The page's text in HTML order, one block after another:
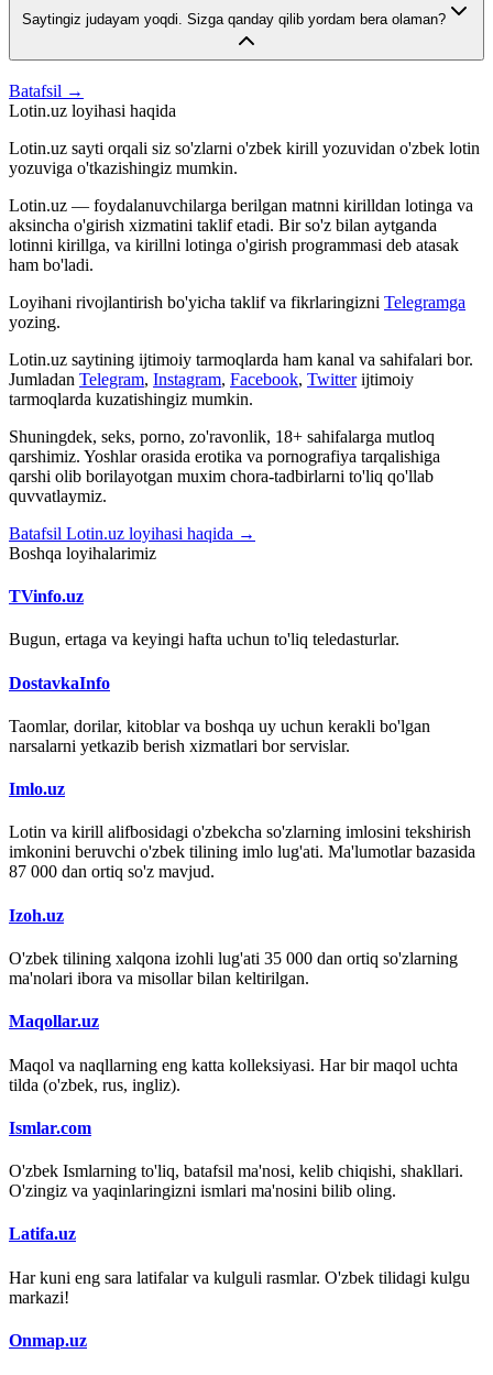
Saytingiz judayam yoqdi. Sizga qanday qilib yordam bera olaman?
Batafsil →
Lotin.uz loyihasi haqida
Lotin.uz sayti orqali siz so'zlarni o'zbek kirill yozuvidan o'zbek lotin
yozuviga o'tkazishingiz mumkin.
Lotin.uz — foydalanuvchilarga berilgan matnni kirilldan lotinga va
aksincha o'girish xizmatini taklif etadi. Bir so'z bilan aytganda
lotinni kirillga, va kirillni lotinga o'girish programmasi deb atasak
ham bo'ladi.
Loyihani rivojlantirish bo'yicha taklif va fikrlaringizni Telegramga
yozing.
Lotin.uz saytining ijtimoiy tarmoqlarda ham kanal va sahifalari bor.
Jumladan Telegram, Instagram, Facebook, Twitter ijtimoiy
tarmoqlarda kuzatishingiz mumkin.
Shuningdek, seks, porno, zo'ravonlik, 18+ sahifalarga mutloq
qarshimiz. Yoshlar orasida erotika va pornografiya tarqalishiga
qarshi olib borilayotgan muxim chora-tadbirlarni to'liq qo'llab
quvvatlaymiz.
Batafsil Lotin.uz loyihasi haqida →
Boshqa loyihalarimiz
TVinfo.uz
Bugun, ertaga va keyingi hafta uchun to'liq teledasturlar.
DostavkaInfo
Taomlar, dorilar, kitoblar va boshqa uy uchun kerakli bo'lgan
narsalarni yetkazib berish xizmatlari bor servislar.
Imlo.uz
Lotin va kirill alifbosidagi o'zbekcha so'zlarning imlosini tekshirish
imkonini beruvchi o'zbek tilining imlo lug'ati. Ma'lumotlar bazasida
87 000 dan ortiq so'z mavjud.
Izoh.uz
O'zbek tilining xalqona izohli lug'ati 35 000 dan ortiq so'zlarning
ma'nolari ibora va misollar bilan keltirilgan.
Maqollar.uz
Maqol va naqllarning eng katta kolleksiyasi. Har bir maqol uchta
tilda (o'zbek, rus, ingliz).
Ismlar.com
O'zbek Ismlarning to'liq, batafsil ma'nosi, kelib chiqishi, shakllari.
O'zingiz va yaqinlaringizni ismlari ma'nosini bilib oling.
Latifa.uz
Har kuni eng sara latifalar va kulguli rasmlar. O'zbek tilidagi kulgu
markazi!
Onmap.uz